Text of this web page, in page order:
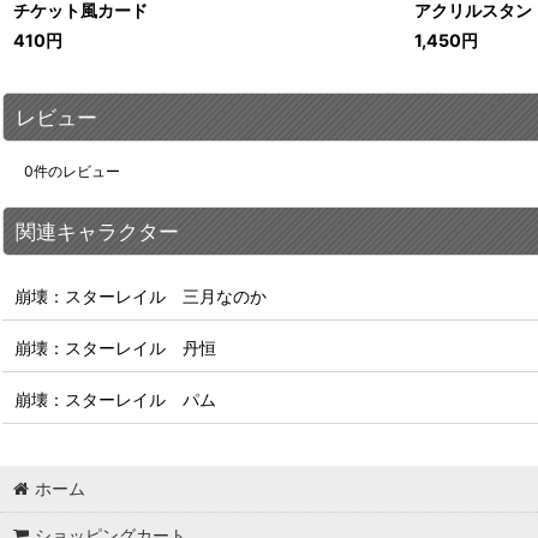
チケット風カード
410円
アクリルスタン
1,450円
レビュー
0件のレビュー
関連キャラクター
崩壊：スターレイル 三月なのか
崩壊：スターレイル 丹恒
崩壊：スターレイル パム
ホーム